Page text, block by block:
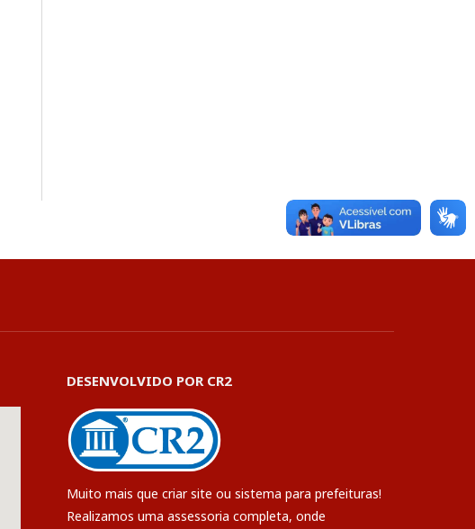
DESENVOLVIDO POR CR2
Muito mais que criar site ou sistema para prefeituras!
Realizamos uma assessoria completa, onde